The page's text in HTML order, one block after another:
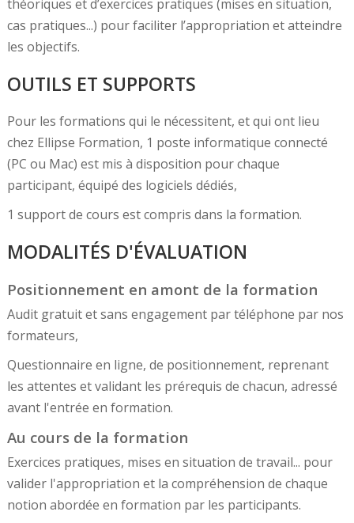
théoriques et d’exercices pratiques (mises en situation,
cas pratiques...) pour faciliter l’appropriation et atteindre
les objectifs.
OUTILS ET SUPPORTS
Pour les formations qui le nécessitent, et qui ont lieu
chez Ellipse Formation, 1 poste informatique connecté
(PC ou Mac) est mis à disposition pour chaque
participant, équipé des logiciels dédiés,
1 support de cours est compris dans la formation.
MODALITÉS D'ÉVALUATION
Positionnement en amont de la formation
Audit gratuit et sans engagement par téléphone par nos
formateurs,
Questionnaire en ligne, de positionnement, reprenant
les attentes et validant les prérequis de chacun, adressé
avant l'entrée en formation.
Au cours de la formation
Exercices pratiques, mises en situation de travail... pour
valider l'appropriation et la compréhension de chaque
notion abordée en formation par les participants.